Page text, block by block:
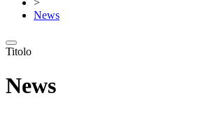
>
News
Titolo
News